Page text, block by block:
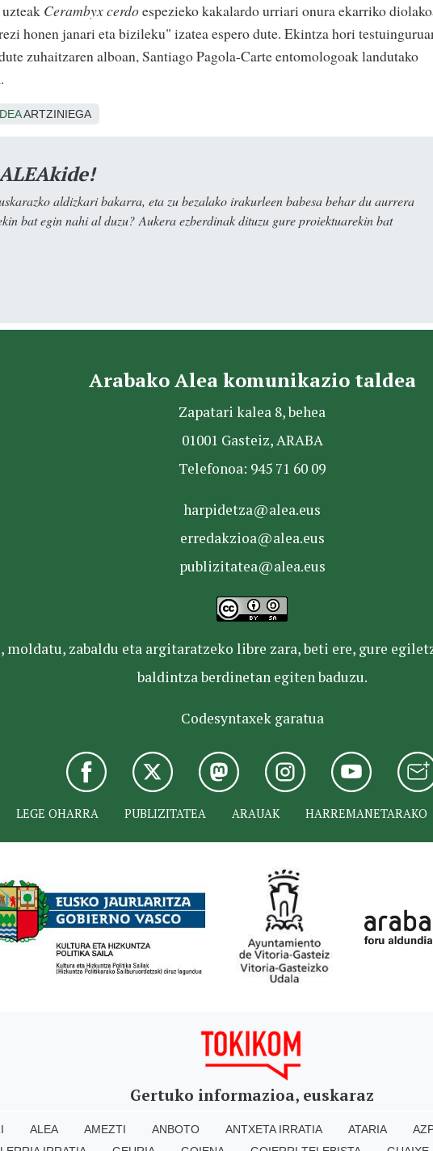
Cerambyx cerdoespezieko kakalardo urriari onura ekarriko
honen janari eta bizileku" izatea espero dute. Ekintza hori
zuhaitzaren alboan, Santiago Pagola-Carte entomologoak landutako
ARTZINIEGA
aldizkari bakarra, eta zu bezalako irakurleen babesa behar du aurrera
bat egin nahi al duzu? Aukera ezberdinak dituzu gure proiektuarekin bat
Arabako Alea komunikazio taldea
Zapatari kalea 8, behea
01001 Gasteiz, ARABA
Telefonoa: 945 71 60 09
harpidetza@alea.eus
erredakzioa@alea.eus
publizitatea@alea.eus
moldatu, zabaldu eta argitaratzeko libre zara, beti ere, gure
baldintza berdinetan egiten baduzu.
Codesyntaxek garatua
LEGE OHARRA PUBLIZITATEA ARAUAK HARREMANETARAKO
Gertuko informazioa, euskaraz
ALEA AMEZTI ANBOTO ANTXETA IRRATIA ATARIA